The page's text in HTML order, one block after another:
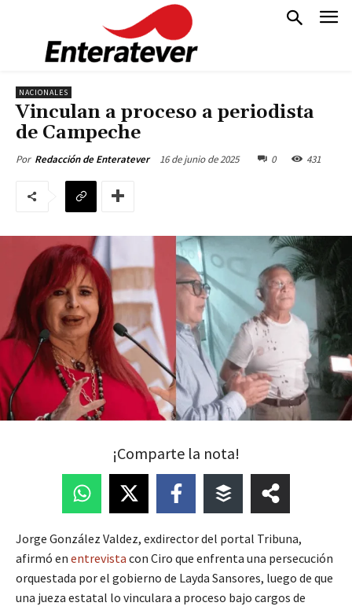
NACIONALES
Vinculan a proceso a periodista
de Campeche
Por Redacción de Enteratever 16 de junio de 2025 0 431
¡Comparte la nota!
Jorge González Valdez, exdirector del portal Tribuna,
afirmó en entrevista con Ciro que enfrenta una persecución
orquestada por el gobierno de Layda Sansores, luego de que
una jueza estatal lo vinculara a proceso bajo cargos de